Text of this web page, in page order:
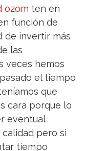
ozom ten en
función de
de invertir más
las
veces hemos
el tiempo
que
cara porque lo
eventual
pero si
tiempo